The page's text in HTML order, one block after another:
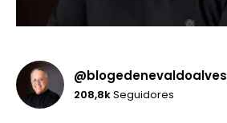
@blogedenevaldoalves
208,8kSeguidores